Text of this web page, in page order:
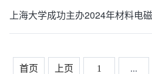
首页 上页 1 ...